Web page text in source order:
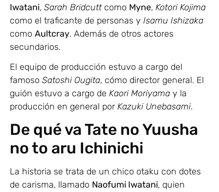
Iwatani, Sarah Bridcuttcomo Myne, Kotori Kojima
como el traficante de personas y Isamu Ishizaka
como Aultcray. Además de otros actores
secundarios.
El equipo de producción estuvo a cargo del
famoso Satoshi Ougita, cómo director general. El
guión estuvo a cargo de Kaori Moriyama y la
producción en general por Kazuki Unebasami.
De qué va Tate no Yuusha
no to aru Ichinichi
La historia se trata de un chico otaku con dotes
de carisma, llamado Naofumi Iwatani, quien